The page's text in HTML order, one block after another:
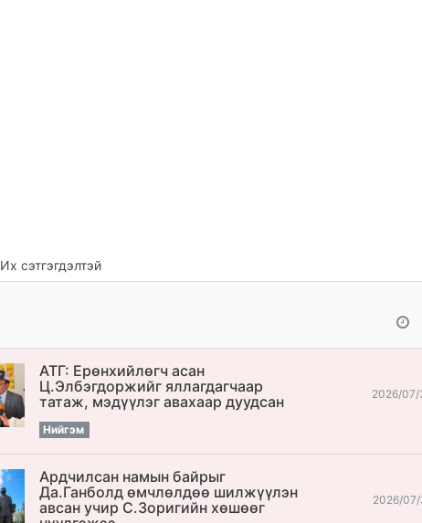
Их сэтгэгдэлтэй
АТГ: Ерөнхийлөгч асан
Ц.Элбэгдоржийг яллагдагчаар
татаж, мэдүүлэг авахаар дуудсан
Нийгэм
2026/07/
Ардчилсан намын байрыг
Да.Ганболд өмчлөлдөө шилжүүлэн
авсан учир С.Зоригийн хөшөөг
2026/07/